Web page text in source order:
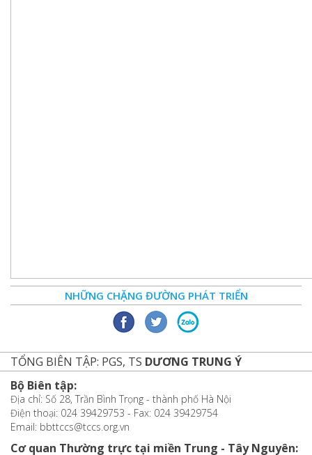
NHỮNG CHẶNG ĐƯỜNG PHÁT TRIỂN
TỔNG BIÊN TẬP: PGS, TS DƯƠNG TRUNG Ý
Bộ Biên tập:
Địa chỉ: Số 28, Trần Bình Trọng - thành phố Hà Nội
Điện thoại: 024 39429753 - Fax: 024 39429754
Email: bbttccs@tccs.org.vn
Cơ quan Thường trực tại miền Trung - Tây Nguyên: